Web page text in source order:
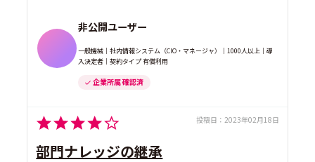
非公開ユーザー
一般機械｜社内情報システム（CIO・マネージャ）｜1000人以上｜導
入決定者｜契約タイプ 有償利用
企業所属 確認済
投稿日： 2023年02月18日
部門ナレッジの継承